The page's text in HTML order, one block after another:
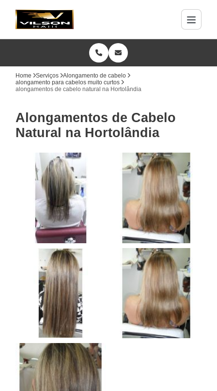
Home Serviços
Alongamento de cabelo
alongamento para cabelos muito curtos
alongamentos de cabelo natural na Hortolândia
Alongamentos de Cabelo
Natural na Hortolândia